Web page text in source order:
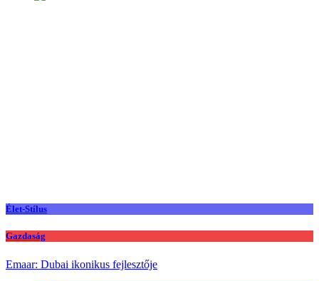
Élet-Stílus
Gazdaság
Emaar: Dubai ikonikus fejlesztője